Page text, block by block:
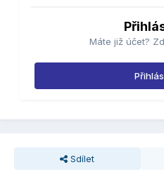
Máte již účet?
Sdílet